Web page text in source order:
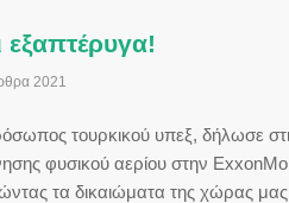
εξαπτέρυγα!
2021
τουρκικού υπεξ, δήλωσε
φυσικού αερίου στην
τα δικαιώματα της χώρας